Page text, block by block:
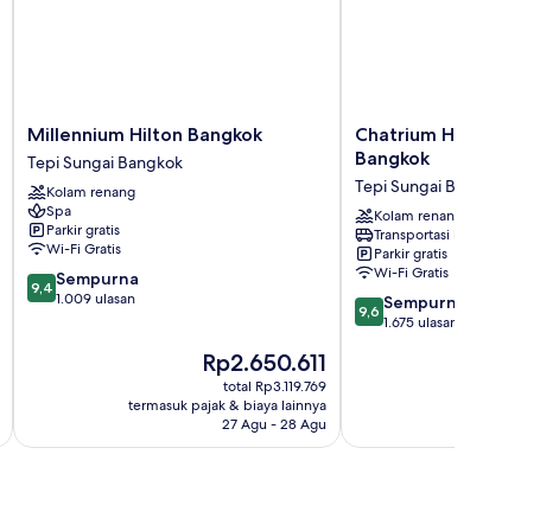
Millennium
Hilton
Bangkok
Tepi
Sungai
Bangkok
Millennium Hilton Bangkok
Tepi Sungai Bangkok
Kolam renang
Spa
Parkir gratis
Wi-Fi Gratis
9.4
dari
9,4 Sempurna
1.009 ulasan
Harga
sekarang
Rp2.650.611
Rp2.650.611
total Rp3.119.769
termasuk pajak & biaya lainnya
27 Agu - 28 Agu
Chatrium
Hotel
Riverside
Bangkok
Tepi
Sungai
Bangkok
Chatrium Hotel
Bangkok
Tepi Sungai Bangkok
Kolam renang
Transportasi bandara
Parkir gratis
Wi-Fi Gratis
9.6
dari
9,6 Sempurna
1.675 ulasan